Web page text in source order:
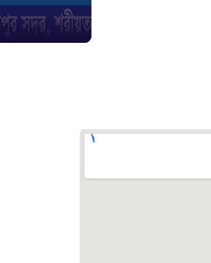
বাংলাদেশ